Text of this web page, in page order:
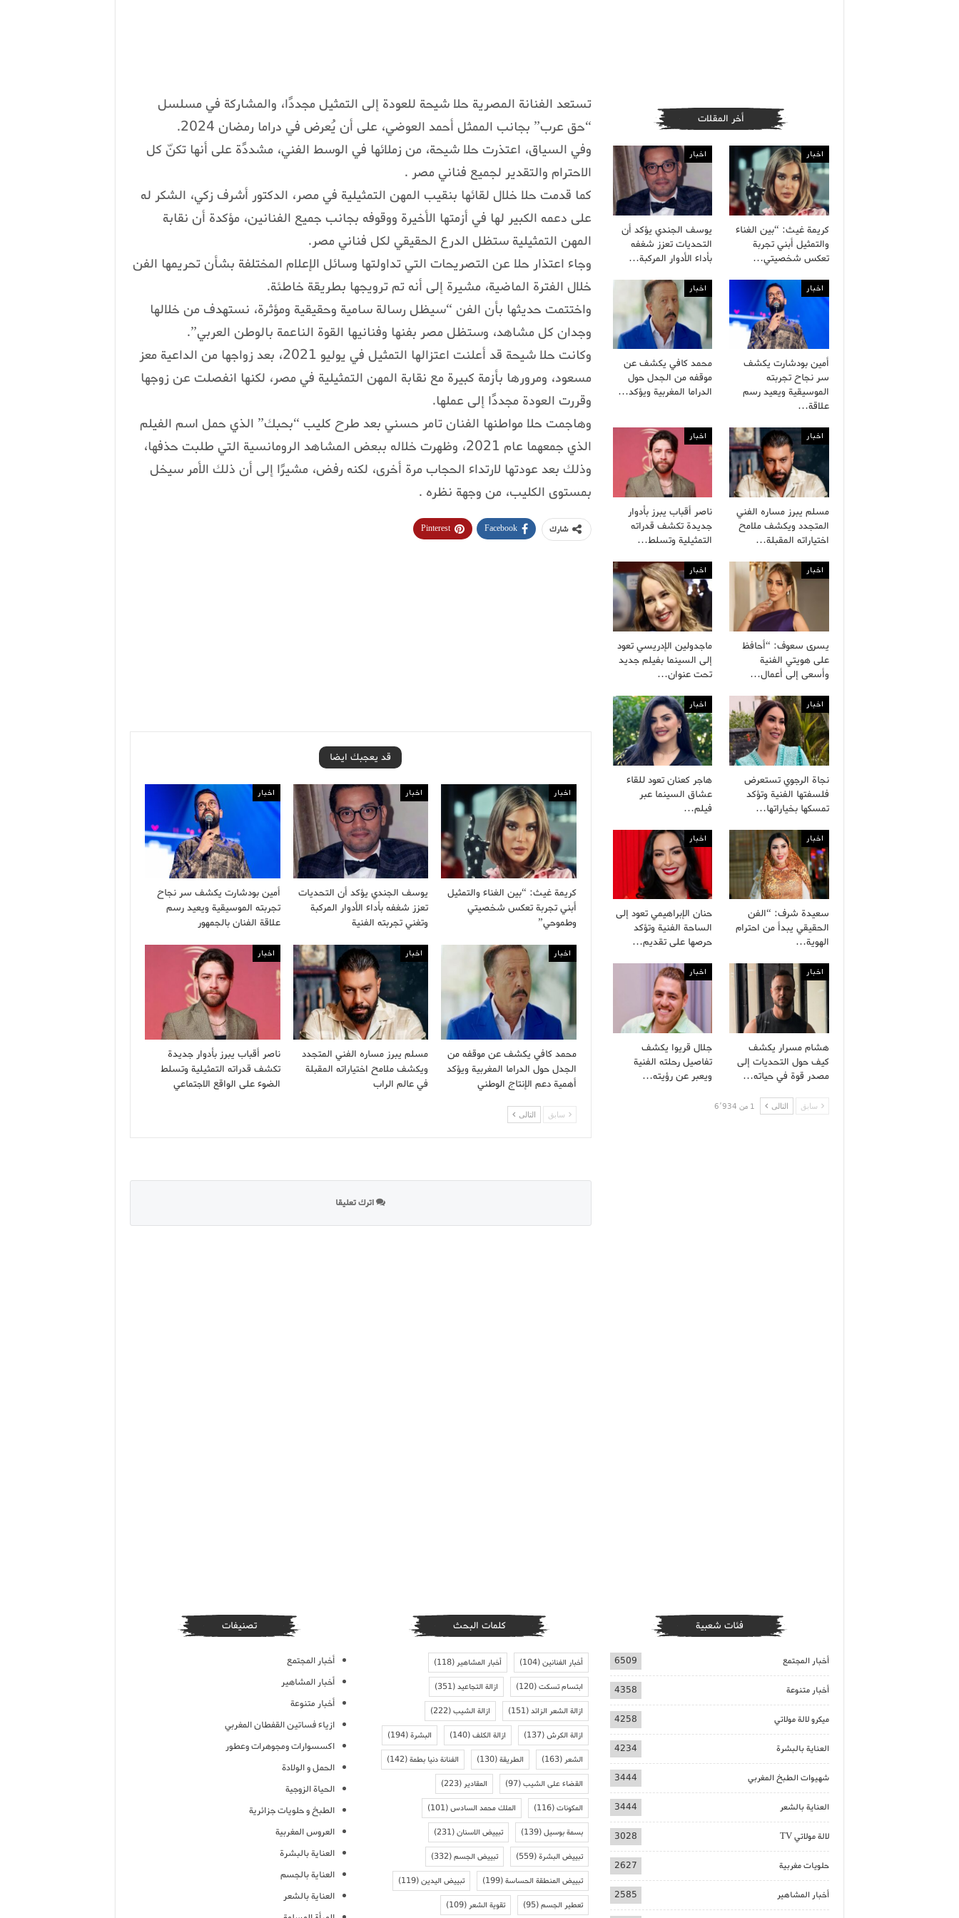
تستعد الفنانة المصرية حلا شيحة للعودة إلى التمثيل مجددًا، والمشاركة في مسلسل
“حق عرب” بجانب الممثل أحمد العوضي، على أن يُعرض في دراما رمضان 2024.
وفي السياق، اعتذرت حلا شيحة، من زملائها في الوسط الفني، مشددًة على أنها تكنّ كل
الاحترام والتقدير لجميع فناني مصر .
كما قدمت حلا خلال لقائها بنقيب المهن التمثيلية في مصر، الدكتور أشرف زكي، الشكر له
على دعمه الكبير لها في أزمتها الأخيرة ووقوفه بجانب جميع الفنانين، مؤكدة أن نقابة
المهن التمثيلية ستظل الدرع الحقيقي لكل فناني مصر.
وجاء اعتذار حلا عن التصريحات التي تداولتها وسائل الإعلام المختلفة بشأن تحريمها الفن
خلال الفترة الماضية، مشيرة إلى أنه تم ترويجها بطريقة خاطئة.
واختتمت حديثها بأن الفن “سيظل رسالة سامية وحقيقية ومؤثرة، نستهدف من خلالها
وجدان كل مشاهد، وستظل مصر بفنها وفنانيها القوة الناعمة بالوطن العربي”.
وكانت حلا شيحة قد أعلنت اعتزالها التمثيل في يوليو 2021، بعد زواجها من الداعية معز
مسعود، ومرورها بأزمة كبيرة مع نقابة المهن التمثيلية في مصر، لكنها انفصلت عن زوجها
وقررت العودة مجددًا إلى عملها.
وهاجمت حلا مواطنها الفنان تامر حسني بعد طرح كليب “بحبك” الذي حمل اسم الفيلم
الذي جمعهما عام 2021، وظهرت خلاله ببعض المشاهد الرومانسية التي طلبت حذفها،
وذلك بعد عودتها لارتداء الحجاب مرة أخرى، لكنه رفض، مشيرًا إلى أن ذلك الأمر سيخل
بمستوى الكليب، من وجهة نظره .
شارك Facebook
Pinterest
قد يعجبك ايضا
اخبار
كريمة غيث: “بين الغناء والتمثيل
أبني تجربة تعكس شخصيتي
وطموحي”
اخبار
يوسف الجندي يؤكد أن التحديات
تعزز شغفه بأداء الأدوار المركبة
وتغني تجربته الفنية
اخبار
أمين بودشارت يكشف سر نجاح
تجربته الموسيقية ويعيد رسم
علاقة الفنان بالجمهور
اخبار
محمد كافي يكشف عن موقفه من
الجدل حول الدراما المغربية ويؤكد
أهمية دعم الإنتاج الوطني
اخبار
مسلم يبرز مساره الفني المتجدد
ويكشف ملامح اختياراته المقبلة
في عالم الراب
اخبار
ناصر أقباب يبرز بأدوار جديدة
تكشف قدراته التمثيلية وتسلط
الضوء على الواقع الاجتماعي
سابق التالى
اترك تعليقا
أخر المقلات
اخبار
كريمة غيث: “بين الغناء
والتمثيل أبني تجربة
تعكس شخصيتي…
اخبار
يوسف الجندي يؤكد أن
التحديات تعزز شغفه
بأداء الأدوار المركبة…
اخبار
أمين بودشارت يكشف
سر نجاح تجربته
الموسيقية ويعيد رسم
علاقة…
اخبار
محمد كافي يكشف عن
موقفه من الجدل حول
الدراما المغربية ويؤكد…
اخبار
مسلم يبرز مساره الفني
المتجدد ويكشف ملامح
اختياراته المقبلة…
اخبار
ناصر أقباب يبرز بأدوار
جديدة تكشف قدراته
التمثيلية وتسلط…
اخبار
يسرى سعوف: “أحافظ
على هويتي الفنية
وأسعى إلى أعمال…
اخبار
ماجدولين الإدريسي تعود
إلى السينما بفيلم جديد
تحت عنوان…
اخبار
نجاة الرجوي تستعرض
فلسفتها الفنية وتؤكد
تمسكها بخياراتها…
اخبار
هاجر كعنان تعود للقاء
عشاق السينما عبر
فيلم…
اخبار
سعيدة شرف: “الفن
الحقيقي يبدأ من احترام
الهوية…
اخبار
حنان الإبراهيمي تعود إلى
الساحة الفنية وتؤكد
حرصها على تقديم…
اخبار
هشام مسرار يكشف
كيف حول التحديات إلى
مصدر قوة في حياته…
اخبار
جلال قريوا يكشف
تفاصيل رحلته الفنية
ويعبر عن رؤيته…
سابق التالى 1 من 6٬934
فئات شعبية
أخبار المجتمع 6509
أخبار متنوعة 4358
ميكرو لالة مولاتي 4258
العناية بالبشرة 4234
شهيوات الطبخ المغربي 3444
العناية بالشعر 3444
لالة مولاتي TV 3028
حلويات مغربية 2627
أخبار المشاهير 2585
كلمات البحث
أخبار الفنانين(104) أخبار المشاهير(118)
ابتسام تسكت(120) ازالة التجاعيد(351)
ازالة الشعر الزائد(151) ازالة الشيب(222)
ازالة الكرش(137) ازالة الكلف(140) البشرة(194)
الشعر(163) الطريقة(130) الفنانة دنيا بطمة(142)
القضاء على الشيب(97) المقادير(223)
المكونات(116) الملك محمد السادس(101)
بسمة بوسيل(139) تبييض الاسنان(231)
تبييض البشرة(559) تبييض الجسم(332)
تبييض المنطقة الحساسة(199) تبييض اليدين(119)
تعطير الجسم(95) تقوية الشعر(109)
تصنيفات
أخبار المجتمع
أخبار المشاهير
أخبار متنوعة
ازياء فساتين القفطان المغربي
اكسسوارات ومجوهرات وعطور
الحمل و الولادة
الحياة الزوجية
الطبخ و حلويات جزائرية
العروس المغربية
العناية بالبشرة
العناية بالجسم
العناية بالشعر